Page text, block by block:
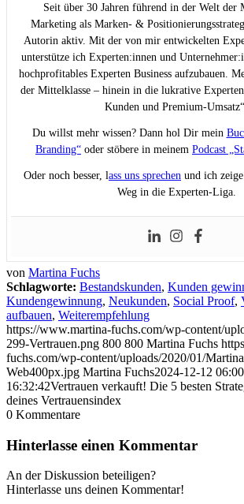
Seit über 30 Jahren führend in der Welt der
Marketing als Marken- &
Autorin aktiv. Mit der von mir entwickelten
unterstütze ich Experten:innen und
hochprofitables Experten Business aufzubauen.
der Mittelklasse – hinein in die lukrative
Kunden und Premium-Umsatz“.
Du willst mehr wissen? Dann hol Dir mein
Branding“ oder stöbere in meinem Podcast
Oder noch besser, lass uns sprechen und ich
Weg in die Experten-Liga.
von Martina Fuchs
Schlagworte: Bestandskunden, Kunden
Kundengewinnung, Neukunden, Social Proof,
aufbauen, Weiterempfehlung
https://www.martina-fuchs.com/wp-content/
299-Vertrauen.png 800 800 Martina Fuchs
fuchs.com/wp-content/uploads/2020/01/
Web400px.jpg Martina Fuchs2024-12-12
16:32:42Vertrauen verkauft! Die 5 besten
deines Vertrauensindex
0 Kommentare
Hinterlasse einen Kommentar
An der Diskussion beteiligen?
Hinterlasse uns deinen Kommentar!